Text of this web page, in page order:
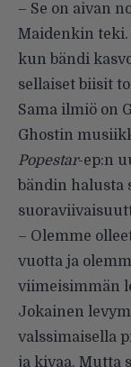
– Se on aivan
Maidenkin
kun bändi
sellaiset biisit
Sama ilmiö on
Ghostin
Popestar-ep:n
bändin halusta
– Olemme
vuotta ja
viimeisimmän
Jokainen
valssimaisella
ja kivaa. Mutta